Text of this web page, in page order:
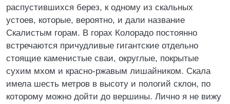
распустившихся берез, к одному из скальных
устоев, которые, вероятно, и дали название
Скалистым горам. В горах Колорадо постоянно
встречаются причудливые гигантские отдельно
стоящие каменистые сваи, округлые, покрытые
сухим мхом и красно-ржавым лишайником. Скала
имела шесть метров в высоту и пологий склон, по
которому можно дойти до вершины. Лично я не вижу